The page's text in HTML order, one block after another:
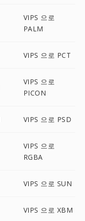
VIPS 으로
PALM
VIPS 으로 PCT
VIPS 으로
PICON
VIPS 으로 PSD
VIPS 으로
RGBA
VIPS 으로 SUN
VIPS 으로 XBM